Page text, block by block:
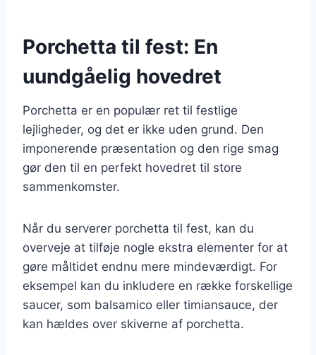
Porchetta til fest: En
uundgåelig hovedret
Porchetta er en populær ret til festlige
lejligheder, og det er ikke uden grund. Den
imponerende præsentation og den rige smag
gør den til en perfekt hovedret til store
sammenkomster.
Når du serverer porchetta til fest, kan du
overveje at tilføje nogle ekstra elementer for at
gøre måltidet endnu mere mindeværdigt. For
eksempel kan du inkludere en række forskellige
saucer, som balsamico eller timiansauce, der
kan hældes over skiverne af porchetta.